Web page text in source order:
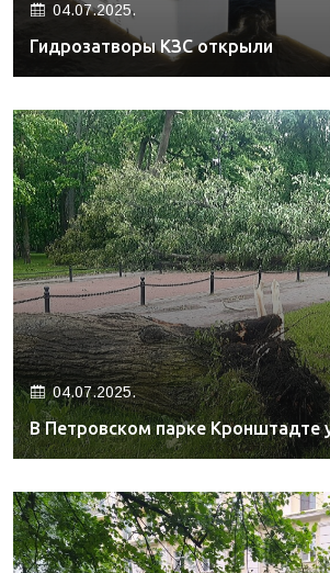
04.07.2025.
Гидрозатворы КЗС открыли
04.07.2025.
В Петровском парке Кронштадте